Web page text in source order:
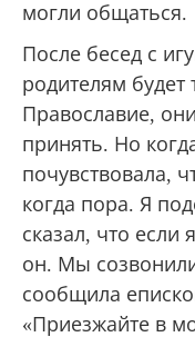
могли общаться.
После бесед с
родителям
Православие,
принять. Но
почувствовала,
когда пора. Я
сказал, что если
он. Мы
сообщила
«Приезжайте в